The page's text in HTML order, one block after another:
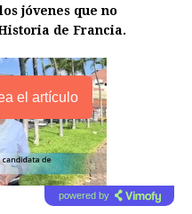
jóvenes que no
de Francia.
el artículo
powered by